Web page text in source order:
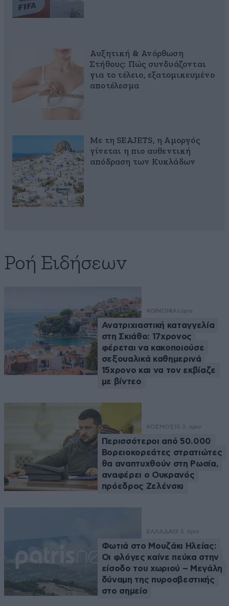
Αυξητική & Ανόρθωση
Στήθους: Πώς συνδυάζονται
για το τέλειο, εξατομικευμένο
αποτέλεσμα
Με τη SEAJETS, η Αμοργός
γίνεται η πιο αυθεντική
απόδραση των Κυκλάδων
Ροή Ειδήσεων
ΚΟΙΝΩΝΙΑτώρα
Ανατριχιαστική καταγγελία
στη Σκιάθο: 17χρονος
φέρεται να κακοποιούσε
σεξουαλικά καθημερινά
15χρονο και να τον εκβίαζε
με βίντεο
ΚΟΣΜΟΣ 10 λ. πριν
Περισσότεροι από 50.000
Βορειοκορεάτες στρατιώτες
θα αναπτυχθούν στη Ρωσία,
αναφέρει ο Ουκρανός
πρόεδρος Ζελένσκι
ΕΛΛΑΔΑ 13 λ. πριν
Φωτιά στο Μουζάκι Ηλείας:
Οι φλόγες καίνε πεύκα στην
είσοδο του χωριού – Μεγάλη
δύναμη της πυροσβεστικής
στο σημείο